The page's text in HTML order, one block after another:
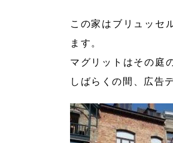
この家はブリュッセ
ます。
マグリットはその庭
しばらくの間、広告